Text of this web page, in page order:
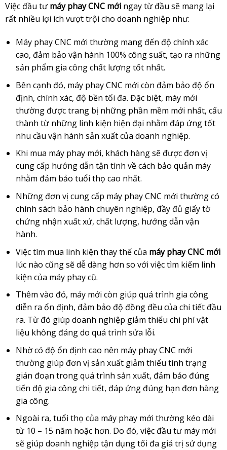
Việc đầu tư máy phay CNC mớingay từ đầu sẽ mang lại
rất nhiều lợi ích vượt trội cho doanh nghiệp như:
Máy phay CNC mới thường mang đến độ chính xác
cao, đảm bảo vận hành 100% công suất, tạo ra những
sản phẩm gia công chất lượng tốt nhất.
Bên cạnh đó, máy phay CNC mới còn đảm bảo độ ổn
định, chính xác, độ bền tối đa. Đặc biệt, máy mới
thường được trang bị những phần mềm mới nhất, cấu
thành từ những linh kiện hiện đại nhằm đáp ứng tốt
nhu cầu vận hành sản xuất của doanh nghiệp.
Khi mua máy phay mới, khách hàng sẽ được đơn vị
cung cấp hướng dẫn tận tình về cách bảo quản máy
nhằm đảm bảo tuổi thọ cao nhất.
Những đơn vị cung cấp máy phay CNC mới thường có
chính sách bảo hành chuyên nghiệp, đầy đủ giấy tờ
chứng nhận xuất xứ, chất lượng, hướng dẫn vận
hành.
Việc tìm mua linh kiện thay thế của máy phay CNC mới
lúc nào cũng sẽ dễ dàng hơn so với việc tìm kiếm linh
kiện của máy phay cũ.
Thêm vào đó, máy mới còn giúp quá trình gia công
diễn ra ổn định, đảm bảo độ đồng đều của chi tiết đầu
ra. Từ đó giúp doanh nghiệp giảm thiểu chi phí vật
liệu không đáng do quá trình sửa lỗi.
Nhờ có độ ổn định cao nên máy phay CNC mới
thường giúp đơn vị sản xuất giảm thiểu tình trạng
gián đoạn trong quá trình sản xuất, đảm bảo đúng
tiến độ gia công chi tiết, đáp ứng đúng hạn đơn hàng
gia công.
Ngoài ra, tuổi thọ của máy phay mới thường kéo dài
từ 10 – 15 năm hoặc hơn. Do đó, việc đầu tư máy mới
sẽ giúp doanh nghiệp tận dụng tối đa giá trị sử dụng